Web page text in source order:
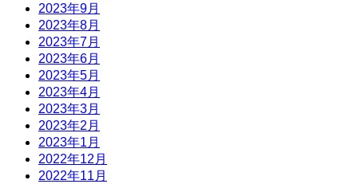
2023年9月
2023年8月
2023年7月
2023年6月
2023年5月
2023年4月
2023年3月
2023年2月
2023年1月
2022年12月
2022年11月